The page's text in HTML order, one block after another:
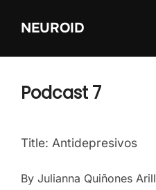
NEUROID
Podcast 7
Title: Antidepresivos
By Julianna Quiñones Arill